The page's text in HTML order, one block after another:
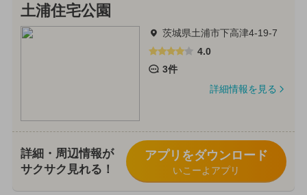
土浦住宅公園
茨城県土浦市下高津4-19-7
4.0
3件
詳細情報を見る
詳細・周辺情報が
サクサク見れる！
アプリをダウンロード
いこーよアプリ